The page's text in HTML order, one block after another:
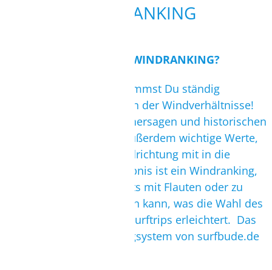
WINDRANKING
WIE FUNKTIONIERT DAS WINDRANKING?
Nur auf surfbude.de bekommst Du ständig
aktualisierte Auswertungen der Windverhältnisse!
Neben aktuellen Windvorhersagen und historischen
Aufzeichnungen fließen außerdem wichtige Werte,
wie z.B. die optimale Windrichtung mit in die
Auswertung ein. Das Ergebnis ist ein Windranking,
mit dessen Hilfe man Spots mit Flauten oder zu
starken Winden eingrenzen kann, was die Wahl des
nächsten Kite- oder Windsurftrips erleichtert. Das
Windanalyse- und Rankingsystem von surfbude.de